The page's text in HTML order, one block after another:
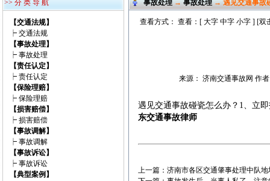
>> 分 类 导 航
【交通法规】
┝ 交通法规
【事故处理】
┝ 事故处理
【责任认定】
┝ 责任认定
【保险理赔】
┝ 保险理赔
【损害赔偿】
┝ 损害赔偿
【事故调解】
┝ 事故调解
【事故诉讼】
┝ 事故诉讼
【典型案例】
事故处理→事故处理→ 遇见交通事故
查看方式： 查看：[ 大字 中字 小字] [双
来源： 济南交通事故网 作
遇见交通事故碰瓷怎么办？1、立
东交通事故律师
上一篇： 济南市各区交通肇事处理中队地